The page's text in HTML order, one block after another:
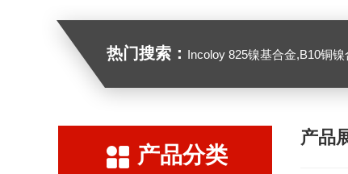
热门搜索： Incoloy 825镍基合金,B10铜镍合金，
产品分类
产品